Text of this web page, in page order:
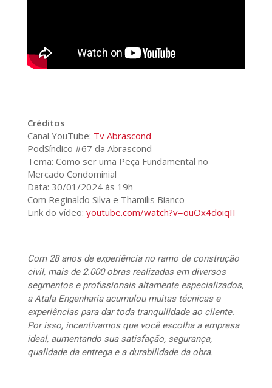
Créditos
Canal YouTube: Tv Abrascond
PodSíndico #67 da Abrascond
Tema: Como ser uma Peça Fundamental no
Mercado Condominial
Data: 30/01/2024 às 19h
Com Reginaldo Silva e Thamilis Bianco
Link do vídeo: youtube.com/watch?v=ouOx4doiqII
Com 28 anos de experiência no ramo de construção
civil, mais de 2.000 obras realizadas em diversos
segmentos e profissionais altamente especializados,
a Atala Engenharia acumulou muitas técnicas e
experiências para dar toda tranquilidade ao cliente.
Por isso, incentivamos que você escolha a empresa
ideal, aumentando sua satisfação, segurança,
qualidade da entrega e a durabilidade da obra.